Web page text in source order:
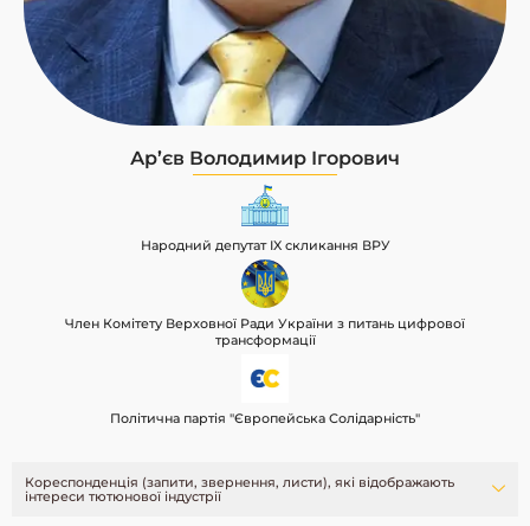
Ар’єв Володимир Ігорович
Народний депутат IX скликання ВРУ
Член Комітету Верховної Ради України з питань цифрової
трансформації
Політична партія "Європейська Солідарність"
Кореспонденція (запити, звернення, листи), які відображають
інтереси тютюнової індустрії